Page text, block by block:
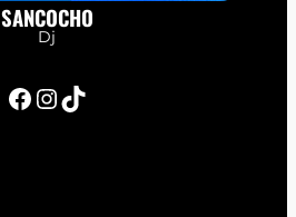
SANCOCHO
Dj
Facebook InstagramTikTok